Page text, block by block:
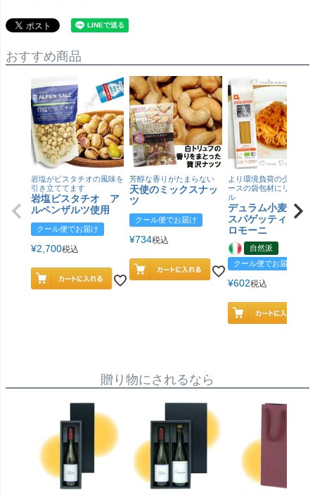
おすすめ商品
岩塩がピスタチオの風味を
引き立ててます
岩塩ピスタチオ ア
ルペンザルツ使用
クール便でお届け
¥2,700税込
芳醇な香りがたまらない
天使のミックスナッ
ツ
クール便でお届け
¥734税込
より環境負荷の少ない紙
ースの袋包材にリニュー
ル
デュラム小麦 有
スパゲッティ／ジ
ロモーニ
自然派
クール便でお届け
¥602税込
贈り物にされるなら